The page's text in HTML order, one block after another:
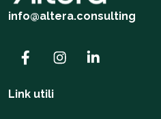
info@altera.consulting
Link utili